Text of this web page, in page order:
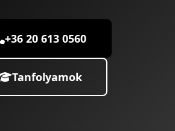
+36 20 613 0560
Tanfolyamok